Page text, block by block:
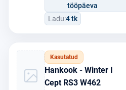
tööpäeva
Ladu:4 tk
Kasutatud
Hankook - Winter I
Cept RS3 W462